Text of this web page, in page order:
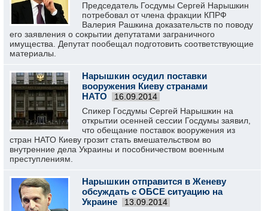
Председатель Госдумы Сергей Нарышкин
потребовал от члена фракции КПРФ
Валерия Рашкина доказательств по поводу
его заявления о сокрытии депутатами заграничного
имущества. Депутат пообещал подготовить соответствующие
материалы.
Нарышкин осудил поставки
вооружения Киеву странами
НАТО
16.09.2014
Спикер Госдумы Сергей Нарышкин на
открытии осенней сессии Госдумы заявил,
что обещание поставок вооружения из
стран НАТО Киеву грозит стать вмешательством во
внутренние дела Украины и пособничеством военным
преступлениям.
Нарышкин отправится в Женеву
обсуждать с ОБСЕ ситуацию на
Украине
13.09.2014